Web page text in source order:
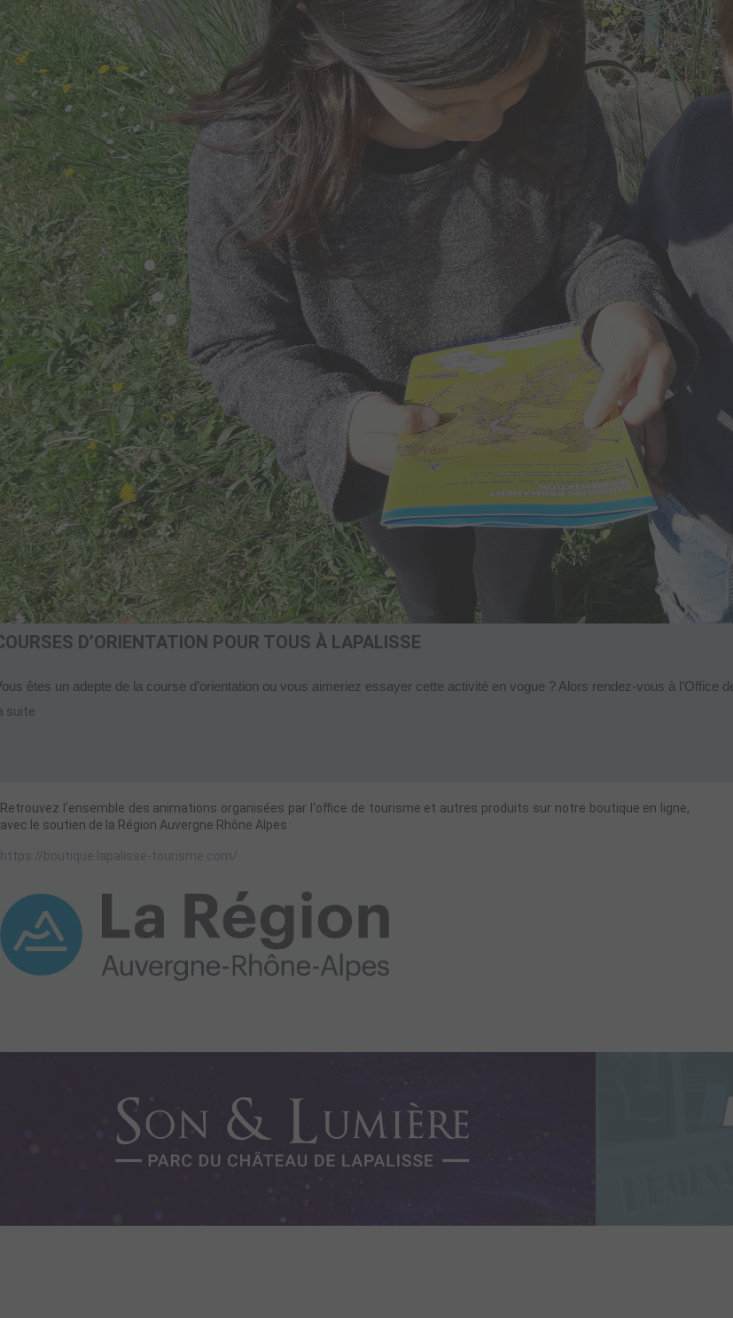
D’ORIENTATION POUR TOUS À LAPALISSE
êtes un adepte de la course d’orientation ou vous aimeriez essayer cette activité en vogue ? Alors rendez-vous à l’Office
suite
Retrouvez l'ensemble des animations organisées par l'office de tourisme et autres produits sur notre boutique en ligne,
avec le soutien de la Région Auvergne Rhône Alpes :
https://boutique.lapalisse-tourisme.com/